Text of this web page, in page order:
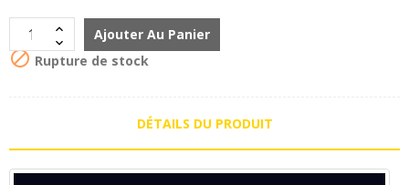
Ajouter Au Panier
 Rupture de stock
DÉTAILS DU PRODUIT